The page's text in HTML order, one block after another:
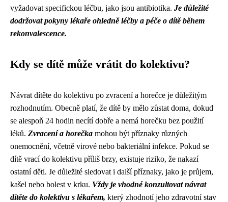
vyžadovat specifickou léčbu, jako jsou antibiotika. Je důležité
dodržovat pokyny lékaře ohledně léčby a péče o dítě během
rekonvalescence.
Kdy se dítě může vrátit do kolektivu?
Návrat dítěte do kolektivu po zvracení a horečce je důležitým
rozhodnutím. Obecně platí, že dítě by mělo zůstat doma, dokud
se alespoň 24 hodin necítí dobře a nemá horečku bez použití
léků. Zvracení a horečka mohou být příznaky různých
onemocnění, včetně virové nebo bakteriální infekce. Pokud se
dítě vrací do kolektivu příliš brzy, existuje riziko, že nakazí
ostatní děti. Je důležité sledovat i další příznaky, jako je průjem,
kašel nebo bolest v krku. Vždy je vhodné konzultovat návrat
dítěte do kolektivu s lékařem, který zhodnotí jeho zdravotní stav